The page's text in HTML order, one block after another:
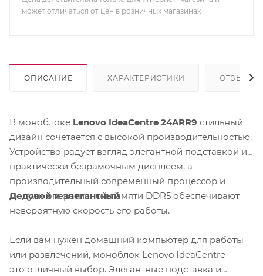
может отличаться от цен в розничных магазинах
ОПИСАНИЕ ХАРАКТЕРИСТИКИ ОТЗЫВЫ
В моноблоке Lenovo IdeaCentre 24ARR9 стильный
дизайн сочетается с высокой производительностью.
Устройство радует взгляд элегантной подставкой и
практически безрамочным дисплеем, а
производительный современный процессор и
модули оперативной памяти DDR5 обеспечивают
невероятную скорость его работы.
Деловой и элегантный
Если вам нужен домашний компьютер для работы
или развлечений, моноблок Lenovo IdeaCentre —
это отличный выбор. Элегантные подставка и